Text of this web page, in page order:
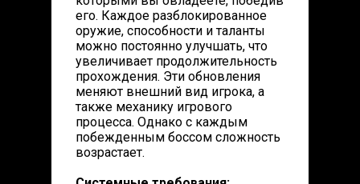
его. Каждое разблокированное
оружие, способности и таланты
можно постоянно улучшать, что
увеличивает продолжительность
прохождения. Эти обновления
меняют внешний вид игрока, а
также механику игрового
процесса. Однако с каждым
побежденным боссом сложность
возрастает.